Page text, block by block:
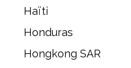
Haïti
Honduras
Hongkong SAR